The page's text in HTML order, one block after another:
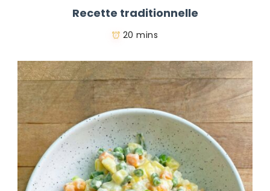
Recette traditionnelle
20 mins